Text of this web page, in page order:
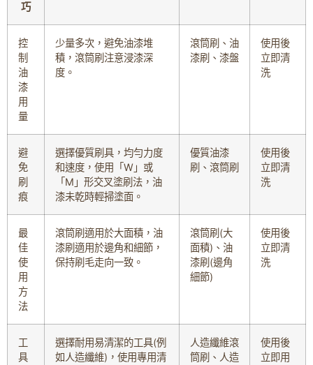
巧
控
制
油
漆
用
量
少量多次，避免油漆堆
積，滾筒刷注意浸漆深
度。
滾筒刷、油
漆刷、漆盤
使用後
立即清
洗
避
免
刷
痕
選擇優質刷具，均勻力度
和速度，使用「W」或
「M」形交叉塗刷法，油
漆未乾時輕掃塗面。
優質油漆
刷、滾筒刷
使用後
立即清
洗
最
佳
使
用
方
法
滾筒刷適用於大面積，油
漆刷適用於邊角和細節，
保持刷毛走向一致。
滾筒刷(大
面積)、油
漆刷(邊角
細節)
使用後
立即清
洗
工
具
選擇耐用易清潔的工具(例
如人造纖維)，使用專用清
人造纖維滾
筒刷、人造
使用後
立即用